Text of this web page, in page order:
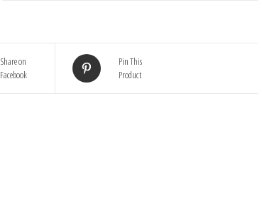
Share on
Facebook
Pin This
Product